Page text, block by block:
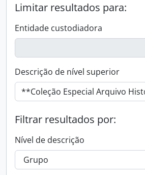
Limitar resultados para:
Entidade custodiadora
Descrição de nível superior
Filtrar resultados por:
Nível de descrição